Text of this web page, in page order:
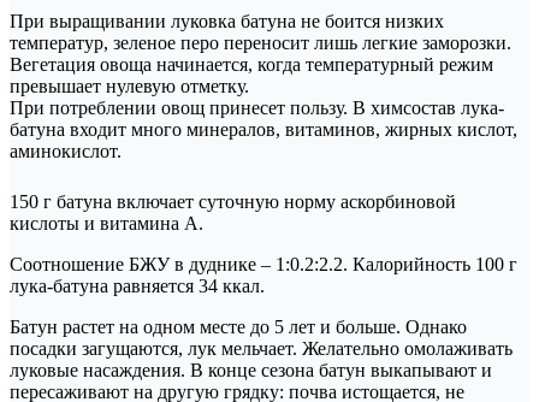
При выращивании луковка батуна не боится низких
температур, зеленое перо переносит лишь легкие заморозки.
Вегетация овоща начинается, когда температурный режим
превышает нулевую отметку.
При потреблении овощ принесет пользу. В химсостав лука-
батуна входит много минералов, витаминов, жирных кислот,
аминокислот.
150 г батуна включает суточную норму аскорбиновой
кислоты и витамина А.
Соотношение БЖУ в дуднике – 1:0.2:2.2. Калорийность 100 г
лука-батуна равняется 34 ккал.
Батун растет на одном месте до 5 лет и больше. Однако
посадки загущаются, лук мельчает. Желательно омолаживать
луковые насаждения. В конце сезона батун выкапывают и
пересаживают на другую грядку: почва истощается, не